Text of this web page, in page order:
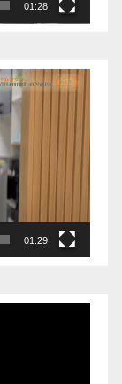
01:28
01:29